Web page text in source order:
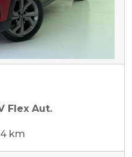
Flex Aut.
km